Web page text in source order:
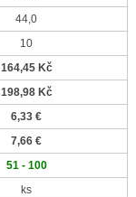
44,0
10
164,45 Kč
198,98 Kč
6,33 €
7,66 €
51 - 100
ks